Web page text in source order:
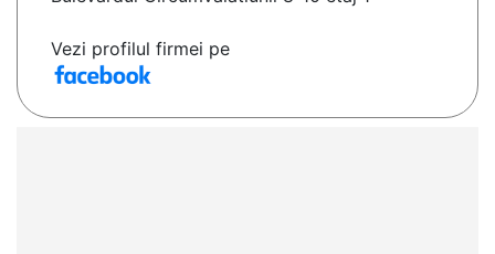
Vezi profilul firmei pe